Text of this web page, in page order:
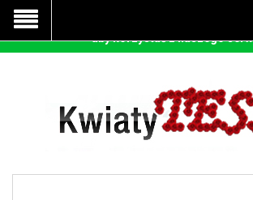
Nasza strona korzysta z cookies - czyli
prawidłowego działania. Zaakceptuj
aby korzystać z naszego